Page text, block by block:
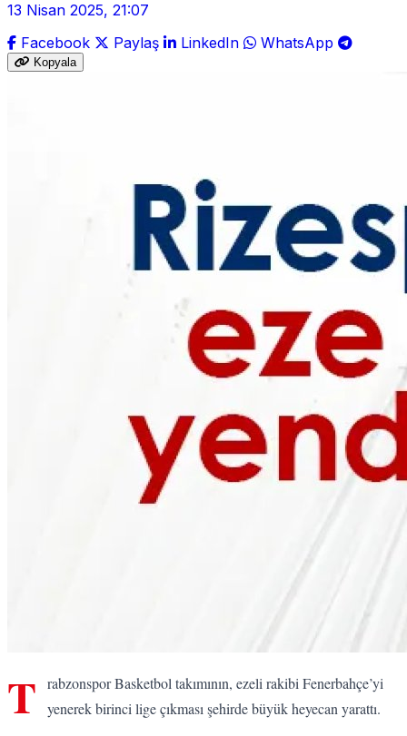
13 Nisan 2025, 21:07
Facebook
Paylaş LinkedIn WhatsApp
Kopyala
T
rabzonspor Basketbol takımının, ezeli rakibi Fenerbahçe’yi
yenerek birinci lige çıkması şehirde büyük heyecan yarattı.